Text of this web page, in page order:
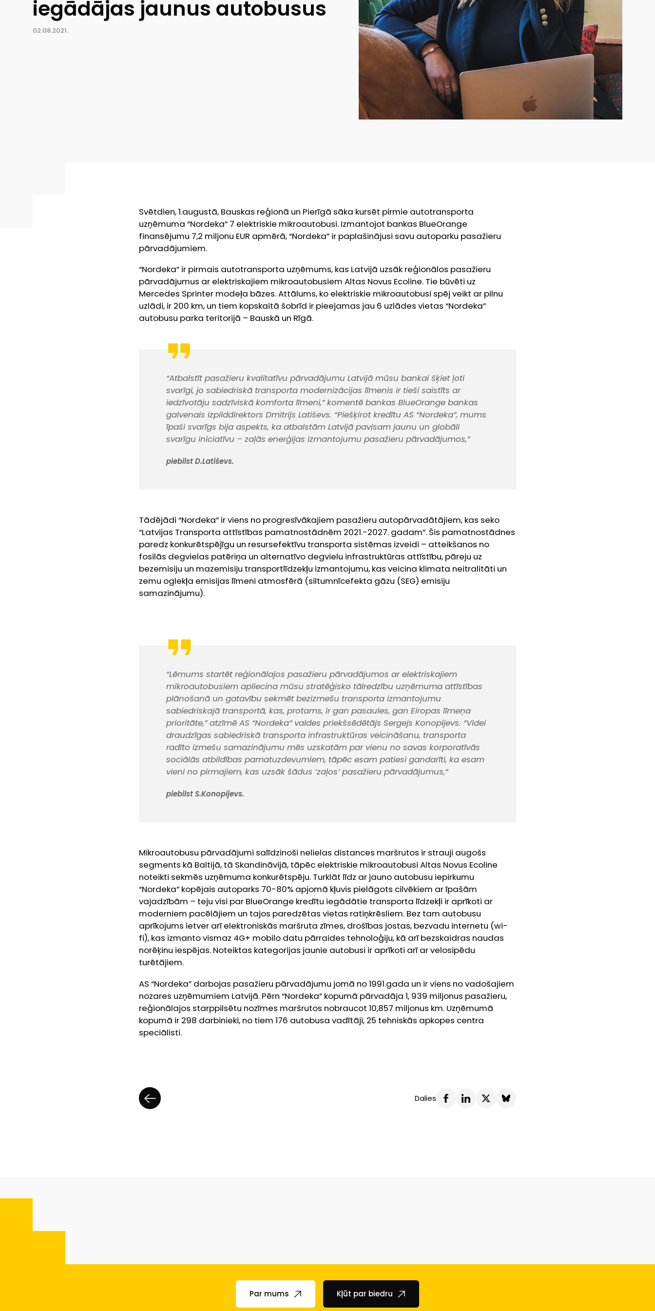
iegādājas jaunus autobusus
02.08.2021.
Svētdien, 1.augustā, Bauskas reģionā un Pierīgā sāka kursēt pirmie autotransporta
uzņēmuma “Nordeka” 7 elektriskie mikroautobusi. Izmantojot bankas BlueOrange
finansējumu 7,2 miljonu EUR apmērā, “Nordeka” ir paplašinājusi savu autoparku pasažieru
pārvadājumiem.
“Nordeka” ir pirmais autotransporta uzņēmums, kas Latvijā uzsāk reģionālos pasažieru
pārvadājumus ar elektriskajiem mikroautobusiem Altas Novus Ecoline. Tie būvēti uz
Mercedes Sprinter modeļa bāzes. Attālums, ko elektriskie mikroautobusi spēj veikt ar pilnu
uzlādi, ir 200 km, un tiem kopskaitā šobrīd ir pieejamas jau 6 uzlādes vietas “Nordeka”
autobusu parka teritorijā – Bauskā un Rīgā.
“Atbalstīt pasažieru kvalitatīvu pārvadājumu Latvijā mūsu bankai šķiet ļoti
svarīgi, jo sabiedriskā transporta modernizācijas līmenis ir tieši saistīts ar
iedzīvotāju sadzīviskā komforta līmeni,” komentē bankas BlueOrange bankas
galvenais izpilddirektors Dmitrijs Latiševs. “Piešķirot kredītu AS “Nordeka”, mums
īpaši svarīgs bija aspekts, ka atbalstām Latvijā pavisam jaunu un globāli
svarīgu iniciatīvu – zaļās enerģijas izmantojumu pasažieru pārvadājumos,”
piebilst D.Latiševs.
Tādējādi “Nordeka” ir viens no progresīvākajiem pasažieru autopārvadātājiem, kas seko
“Latvijas Transporta attīstības pamatnostādnēm 2021.-2027. gadam”. Šis pamatnostādnes
paredz konkurētspējīgu un resursefektīvu transporta sistēmas izveidi – atteikšanos no
fosilās degvielas patēriņa un alternatīvo degvielu infrastruktūras attīstību, pāreju uz
bezemisiju un mazemisiju transportlīdzekļu izmantojumu, kas veicina klimata neitralitāti un
zemu oglekļa emisijas līmeni atmosfērā (siltumnīcefekta gāzu (SEG) emisiju
samazinājumu).
“Lēmums startēt reģionālajos pasažieru pārvadājumos ar elektriskajiem
mikroautobusiem apliecina mūsu stratēģisko tālredzību uzņēmuma attīstības
plānošanā un gatavību sekmēt bezizmešu transporta izmantojumu
sabiedriskajā transportā, kas, protams, ir gan pasaules, gan Eiropas līmeņa
prioritāte,” atzīmē AS “Nordeka” valdes priekšsēdētājs Sergejs Konopijevs. “Videi
draudzīgas sabiedriskā transporta infrastruktūras veicināšanu, transporta
radīto izmešu samazinājumu mēs uzskatām par vienu no savas korporatīvās
sociālās atbildības pamatuzdevumiem, tāpēc esam patiesi gandarīti, ka esam
vieni no pirmajiem, kas uzsāk šādus ‘zaļos’ pasažieru pārvadājumus,”
piebilst S.Konopijevs.
Mikroautobusu pārvadājumi salīdzinoši nelielas distances maršrutos ir strauji augošs
segments kā Baltijā, tā Skandināvijā, tāpēc elektriskie mikroautobusi Altas Novus Ecoline
noteikti sekmēs uzņēmuma konkurētspēju. Turklāt līdz ar jauno autobusu iepirkumu
“Nordeka” kopējais autoparks 70-80% apjomā kļuvis pielāgots cilvēkiem ar īpašām
vajadzībām – teju visi par BlueOrange kredītu iegādātie transporta līdzekļi ir aprīkoti ar
moderniem pacēlājiem un tajos paredzētas vietas ratiņkrēsliem. Bez tam autobusu
aprīkojums ietver arī elektroniskās maršruta zīmes, drošības jostas, bezvadu internetu (wi-
fi), kas izmanto vismaz 4G+ mobilo datu pārraides tehnoloģiju, kā arī bezskaidras naudas
norēķinu iespējas. Noteiktas kategorijas jaunie autobusi ir aprīkoti arī ar velosipēdu
turētājiem.
AS “Nordeka” darbojas pasažieru pārvadājumu jomā no 1991.gada un ir viens no vadošajiem
nozares uzņēmumiem Latvijā. Pērn “Nordeka” kopumā pārvadāja 1, 939 miljonus pasažieru,
reģionālajos starppilsētu nozīmes maršrutos nobraucot 10,857 miljonus km. Uzņēmumā
kopumā ir 298 darbinieki, no tiem 176 autobusa vadītāji, 25 tehniskās apkopes centra
speciālisti.
Dalies
Par mums Kļūt par biedru